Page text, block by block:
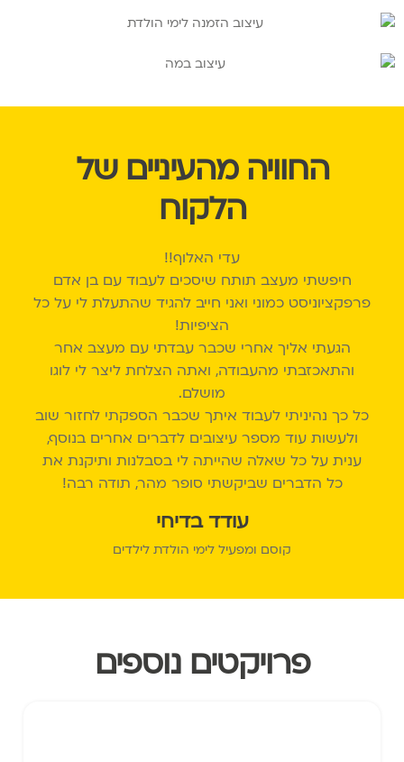
החוויה מהעיניים של
הלקוח
עדי האלוף!!
חיפשתי מעצב תותח שיסכים לעבוד עם בן אדם
פרפקציוניסט כמוני ואני חייב להגיד שהתעלת לי על כל
הציפיות!
הגעתי אליך אחרי שכבר עבדתי עם מעצב אחר
והתאכזבתי מהעבודה, ואתה הצלחת ליצר לי לוגו
מושלם.
כל כך נהיניתי לעבוד איתך שכבר הספקתי לחזור שוב
ולעשות עוד מספר עיצובים לדברים אחרים בנוסף,
ענית על כל שאלה שהייתה לי בסבלנות ותיקנת את
כל הדברים שביקשתי סופר מהר, תודה רבה!
עודד בדיחי
קוסם ומפעיל לימי הולדת לילדים
פרויקטים נוספים